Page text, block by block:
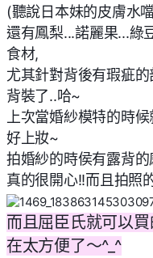
(聽說日本妹的皮膚水
還有鳳梨...諾麗果...綠
食材,
尤其針對背後有瑕疵
背裝了..哈~
上次當婚紗模特的時
好上妝~
拍婚紗的時侯有露背
真的很開心!!而且拍照
而且屈臣氏就可以
在太方便了～^_^